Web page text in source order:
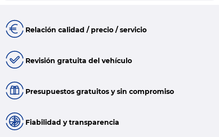
Relación calidad / precio / servicio
Revisión gratuita del vehículo
Presupuestos gratuitos y sin compromiso
Fiabilidad y transparencia